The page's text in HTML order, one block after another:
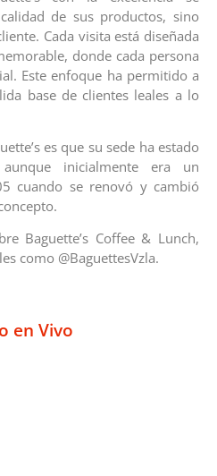
de sus productos, sino
Cada visita está diseñada
donde cada persona
Este enfoque ha permitido a
base de clientes leales a lo
es que su sede ha estado
inicialmente era un
cuando se renovó y cambió
Baguette’s Coffee & Lunch,
como @BaguettesVzla.
en Vivo